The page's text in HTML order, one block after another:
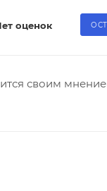
оценок
своим